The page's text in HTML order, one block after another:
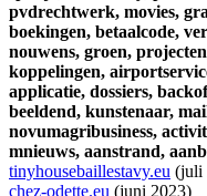
pvdrechtwerk, movies,
boekingen, betaalcode,
nouwens, groen,
koppelingen,
applicatie, dossiers,
beeldend, kunstenaar,
novumagribusiness,
mnieuws, aanstrand,
tinyhousebaillestavy.eu (juli
chez-odette.eu (juni 2023)